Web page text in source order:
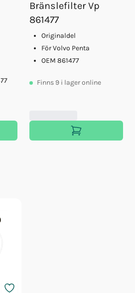
5l
40/60
21189380
Vds4,5 4l
Bränslefilter Vp
861477
Originaldel
För Volvo Penta
OEM 861477
Finns 9 i lager online